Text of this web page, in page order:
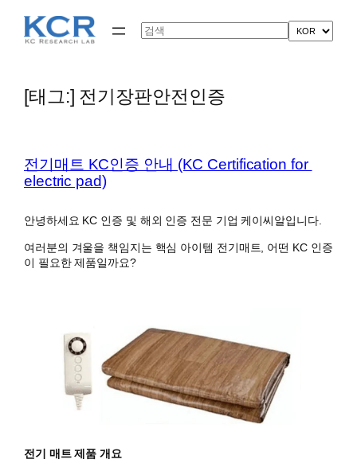
Search
[태그:] 전기장판안전인증
전기매트 KC인증 안내 (KC Certification for ​
electric pad)
안녕하세요 KC 인증 및 해외 인증 전문 기업 케이씨알입니다.
여러분의 겨울을 책임지는 핵심 아이템 전기매트, 어떤 KC 인증
이 필요한 제품일까요?
전기 매트 제품 개요